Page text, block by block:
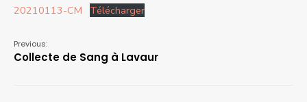
20210113-CM Télécharger
Previous:
Collecte de Sang à Lavaur